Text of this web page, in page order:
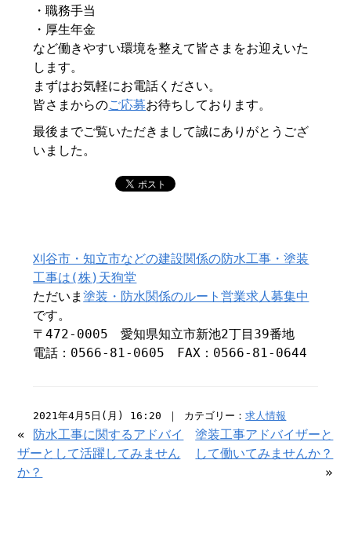
・職務手当
・厚生年金
など働きやすい環境を整えて皆さまをお迎えいた
します。
まずはお気軽にお電話ください。
皆さまからのご応募お待ちしております。
最後までご覧いただきまして誠にありがとうござ
いました。
刈谷市・知立市などの建設関係の防水工事・塗装
工事は(株)天狗堂
ただいま塗装・防水関係のルート営業求人募集中
です。
〒472-0005 愛知県知立市新池2丁目39番地
電話：0566-81-0605 FAX：0566-81-0644
2021年4月5日(月) 16:20 ｜ カテゴリー：求人情報
« 防水工事に関するアドバイ
ザーとして活躍してみません
か？
塗装工事アドバイザーと
して働いてみませんか？
»